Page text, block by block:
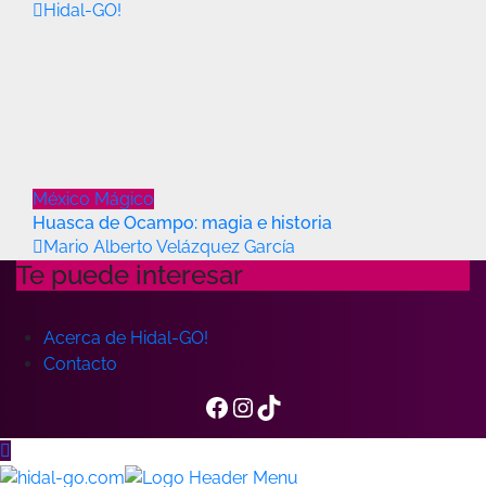
Hidal-GO!
México Mágico
Huasca de Ocampo: magia e historia
Mario Alberto Velázquez García
Te puede interesar
Acerca de Hidal-GO!
Contacto
Facebook InstagramTikTok